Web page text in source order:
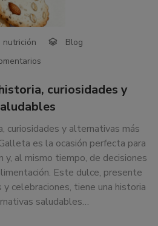
Blog
curiosidades y
curiosidades y alternativas más
es la ocasión perfecta para
y, al mismo tiempo, de decisiones
Este dulce, presente
y celebraciones, tiene una historia
saludables…